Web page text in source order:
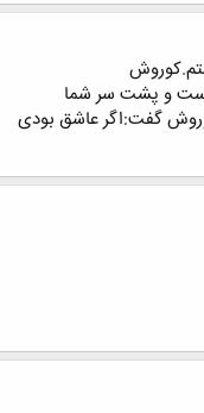
است و پشت سر شما
گفت:اگر عاشق بودی